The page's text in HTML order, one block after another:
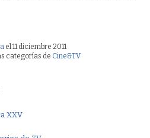
el 11 diciembre 2011
categorías de Cine&TV
XXV